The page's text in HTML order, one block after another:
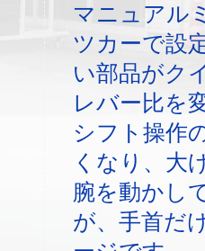
マニュアル
ツカーで設
い部品がク
レバー比を
シフト操作
くなり、大
腕を動かし
が、手首だ